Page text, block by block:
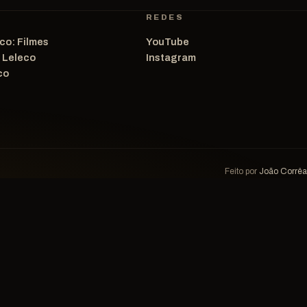
Filmes
Leleco
REDES
YouTube
Instagram
Feito por João Corrêa